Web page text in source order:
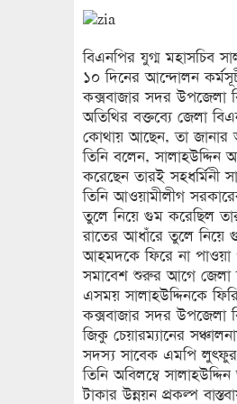
বিএনপির যুগ্ম মহাসচিব
১০ দিনের আন্দোলন
কক্সবাজার সদর উপজেলা
অতিথির বক্তব্যে জেলা
কোথায় আছেন, তা জানার
তিনি বলেন,
করেছেন তারই
তিনি আওয়ামীলীগ
তুলে নিয়ে গুম করেছিল
রাতের আধাঁরে তুলে নিয়ে
আহমদকে ফিরে না পাওয়া
সমাবেশ শুরুর আগে জেলা
এসময় সালাহউদ্দিনকে
কক্সবাজার সদর উপজেলা
জিকু চেয়ারম্যানের
সদস্য সাবেক এমপি
তিনি অবিলম্বে
টাকার উন্নয়ন প্রকল্প